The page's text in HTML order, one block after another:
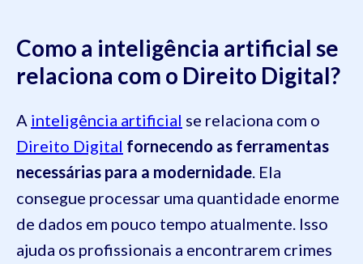
Como a inteligência artificial se
relaciona com o Direito Digital?
A inteligência artificial se relaciona com o
Direito Digital fornecendo as ferramentas
necessárias para a modernidade . Ela
consegue processar uma quantidade enorme
de dados em pouco tempo atualmente. Isso
ajuda os profissionais a encontrarem crimes